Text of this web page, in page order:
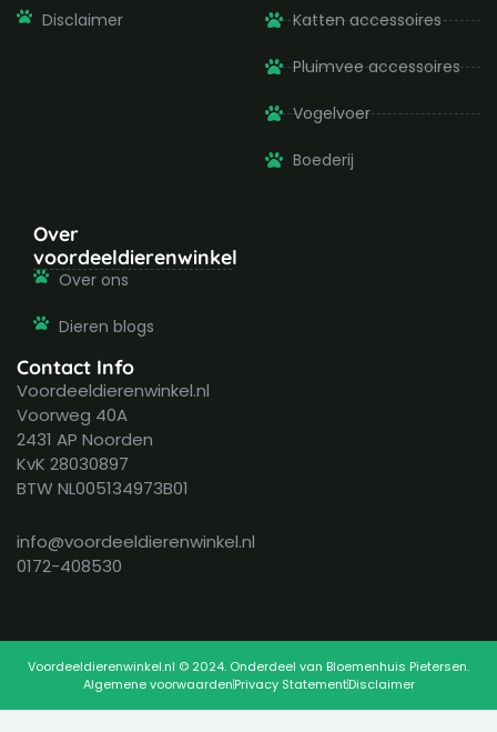
Disclaimer Katten accessoires
Pluimvee accessoires
Vogelvoer
Boederij
Over
voordeeldierenwinkel
Over ons
Dieren blogs
Contact Info
Voordeeldierenwinkel.nl
Voorweg 40A
2431 AP Noorden
KvK 28030897
BTW NL005134973B01
info@voordeeldierenwinkel.nl
0172-408530
Voordeeldierenwinkel.nl © 2024. Onderdeel van Bloemenhuis Pietersen.
Algemene voorwaardenPrivacy StatementDisclaimer